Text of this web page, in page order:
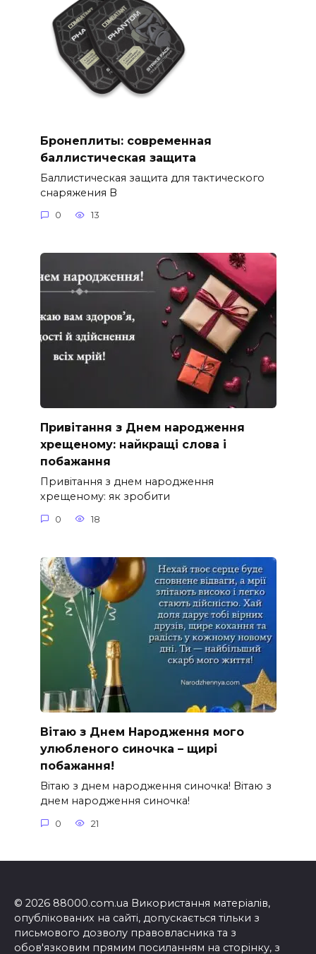
Бронеплиты: современная
баллистическая защита
Баллистическая защита для тактического
снаряжения В
0 13
Привітання з Днем народження
хрещеному: найкращі слова і
побажання
Привітання з днем народження
хрещеному: як зробити
0 18
Вітаю з Днем Народження мого
улюбленого синочка – щирі
побажання!
Вітаю з днем народження синочка! Вітаю з
днем народження синочка!
0 21
© 2026 88000.com.ua Використання матеріалів,
опублікованих на сайті, допускається тільки з
письмового дозволу правовласника та з
обов'язковим прямим посиланням на сторінку, з